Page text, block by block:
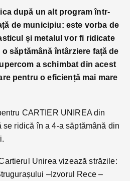
după un alt program într-
de municipiu: este vorba de
și metalul vor fi ridicate
săptămână întârziere față de
a schimbat din acest
pentru o eficiență mai mare
CARTIER UNIREA din
se ridică în a 4-a săptămână din
Unirea vizează străzile:
–Izvorul Rece –